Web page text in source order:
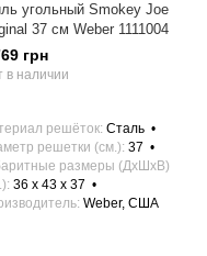
угольный Smokey Joe
37 см Weber 1111004
грн
в наличии
решёток Сталь
решетки (см.) 37
размеры (ДхШхВ)
36 х 43 х 37
Weber, США